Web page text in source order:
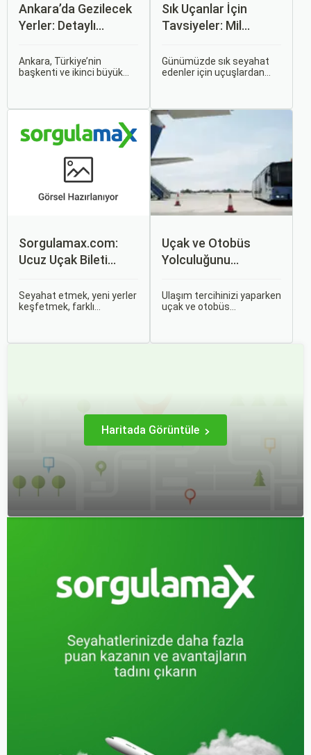
Ankara’da Gezilecek
Yerler: Detaylı
Ankara, Türkiye’nin
başkenti ve ikinci büyük
Anadolu’nun kalbinde yer
alan bu şehir, hem tarihî
zenginlikleri hem de doğal
güzellikleri ile
ziyaretçilerine çeşitli keşif
imkanları sunmaktadır.
Sık Uçanlar İçin
Tavsiyeler: Mil
Günümüzde sık seyahat
edenler için uçuşlardan
puanları ve çeşitli seyahat
fırsatları giriyor.
Sorgulamax.com:
Ucuz Uçak Bileti
Seyahat etmek, yeni yerler
keşfetmek, farklı
Uçak ve Otobüs
Yolculuğunu
Sizin İçin Uygun?
Ulaşım tercihinizi yaparken
uçak ve otobüs
Haritada Görüntüle